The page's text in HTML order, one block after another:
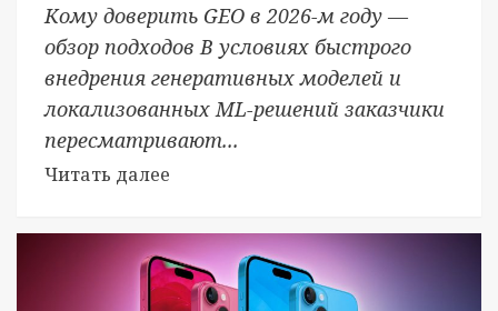
Кому доверить GEO в 2026-м году —
обзор подходов В условиях быстрого
внедрения генеративных моделей и
локализованных ML-решений заказчики
пересматривают...
Читать далее